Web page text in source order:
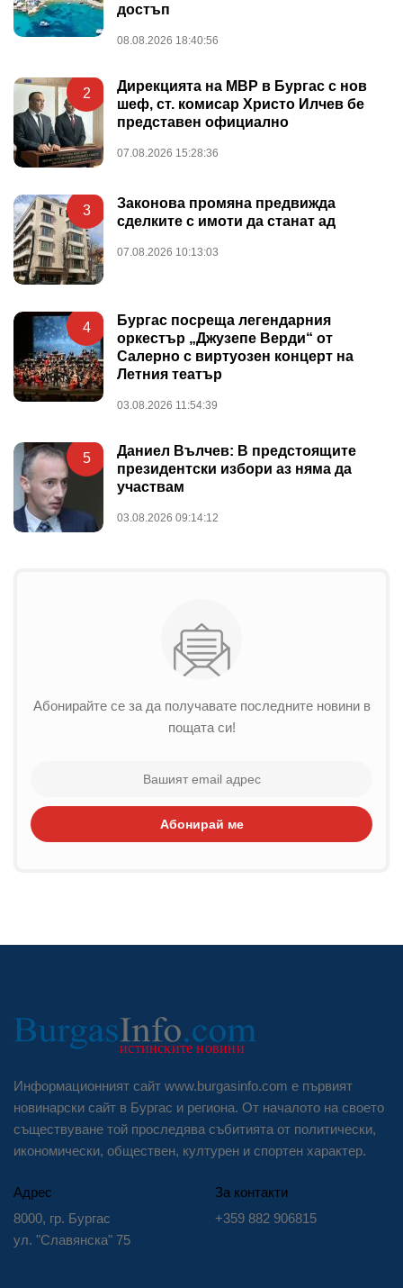
достъп
08.08.2026 18:40:56
2
Дирекцията на МВР в Бургас с нов
шеф, ст. комисар Христо Илчев бе
представен официално
07.08.2026 15:28:36
3
Законова промяна предвижда
сделките с имоти да станат ад
07.08.2026 10:13:03
4
Бургас посреща легендарния
оркестър „Джузепе Верди“ от
Салерно с виртуозен концерт на
Летния театър
03.08.2026 11:54:39
5
Даниел Вълчев: В предстоящите
президентски избори аз няма да
участвам
03.08.2026 09:14:12
Абонирайте се за да получавате последните новини в
пощата си!
Абонирай ме
Информационният сайт www.burgasinfo.com е първият
новинарски сайт в Бургас и региона. От началото на своето
съществуване той проследява събитията от политически,
икономически, обществен, културен и спортен характер.
Адрес
8000, гр. Бургас
ул. "Славянска" 75
За контакти
+359 882 906815